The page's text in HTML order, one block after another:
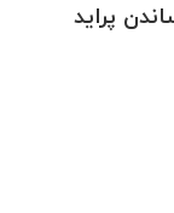
پرايد